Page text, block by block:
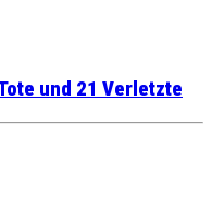
und 21 Verletzte